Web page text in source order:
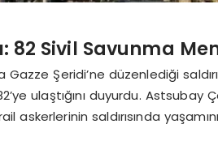
82 Sivil Savunma
Şeridi’ne düzenlediği
ulaştığını duyurdu. Astsubay
saldırısında